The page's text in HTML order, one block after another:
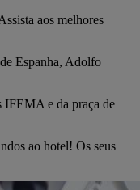
aos melhores
Espanha, Adolfo
IFEMA e da praça de
ao hotel! Os seus